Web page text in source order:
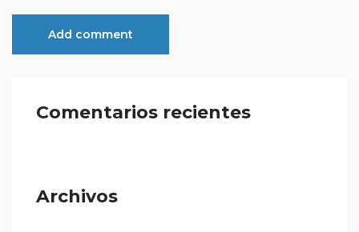
Comentarios recientes
Archivos